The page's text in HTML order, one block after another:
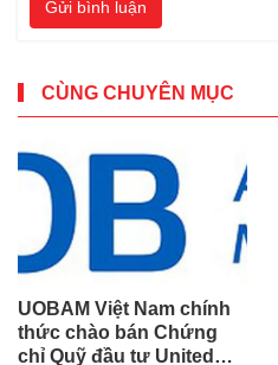
Gửi bình luận
CÙNG CHUYÊN MỤC
UOBAM Việt Nam chính
thức chào bán Chứng
chỉ Quỹ đầu tư United